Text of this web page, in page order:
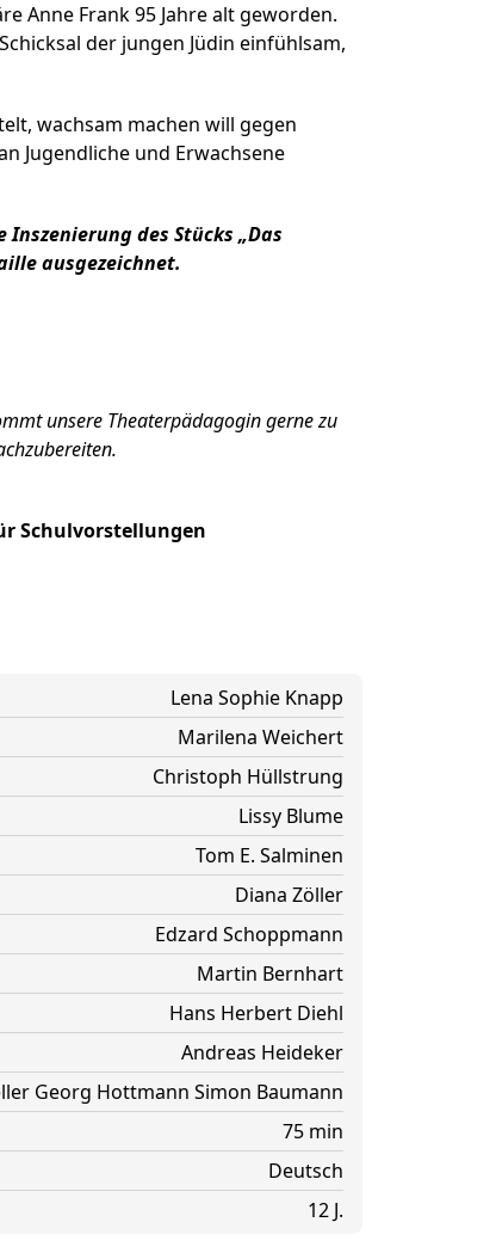
Anne Frank 95 Jahre alt geworden.
der jungen Jüdin einfühlsam,
wachsam machen will gegen
Jugendliche und Erwachsene
Inszenierung des Stücks „Das
ausgezeichnet.
unsere Theaterpädagogin gerne zu
Schulvorstellungen
Lena Sophie Knapp
Marilena Weichert
Christoph Hüllstrung
Lissy Blume
Tom E. Salminen
Diana Zöller
Edzard Schoppmann
Martin Bernhart
Hans Herbert Diehl
Andreas Heideker
Georg Hottmann Simon Baumann
75 min
Deutsch
12 J.